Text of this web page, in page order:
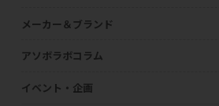
メーカー＆ブランド
アソボラボコラム
イベント・企画